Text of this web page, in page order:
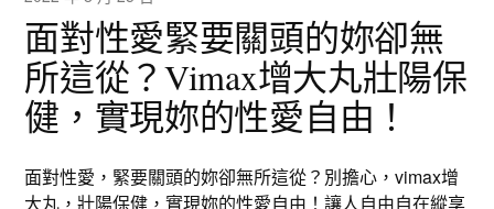
面對性愛緊要關頭的妳卻無
所這從？Vimax增大丸壯陽保
健，實現妳的性愛自由！
面對性愛，緊要關頭的妳卻無所這從？別擔心，vimax增
大丸，壯陽保健，實現妳的性愛自由！讓人自由自在縱享